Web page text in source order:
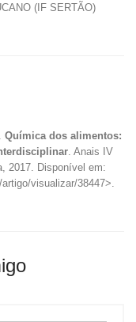
(IF SERTÃO)
Química dos alimentos:
. Anais IV
2017. Disponível em:
visualizar/38447>.